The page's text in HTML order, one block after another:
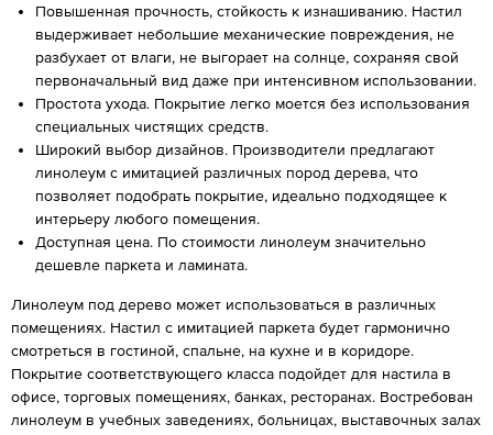
Повышенная прочность, стойкость к изнашиванию. Настил
выдерживает небольшие механические повреждения, не
разбухает от влаги, не выгорает на солнце, сохраняя свой
первоначальный вид даже при интенсивном использовании.
Простота ухода. Покрытие легко моется без использования
специальных чистящих средств.
Широкий выбор дизайнов. Производители предлагают
линолеум с имитацией различных пород дерева, что
позволяет подобрать покрытие, идеально подходящее к
интерьеру любого помещения.
Доступная цена. По стоимости линолеум значительно
дешевле паркета и ламината.
Линолеум под дерево может использоваться в различных
помещениях. Настил с имитацией паркета будет гармонично
смотреться в гостиной, спальне, на кухне и в коридоре.
Покрытие соответствующего класса подойдет для настила в
офисе, торговых помещениях, банках, ресторанах. Востребован
линолеум в учебных заведениях, больницах, выставочных залах